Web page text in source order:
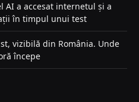
AI a accesat internetul și a
în timpul unui test
vizibilă din România. Unde
începe